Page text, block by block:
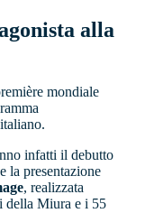
alla
mondiale
infatti il debutto
e la presentazione
, realizzata
della Miura e i 55